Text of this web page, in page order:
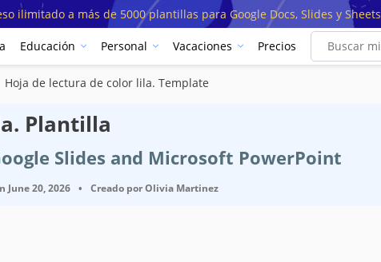
ilimitado a más de 5000 plantillas para Google Docs, Slides y Sheets
Educación Personal Vacaciones Precios
Hoja de lectura de color lila. Template
Plantilla
Slides and Microsoft PowerPoint
June 20, 2026 • Creado porOlivia Martinez